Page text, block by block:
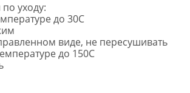
уходу:
до 30С
виде, не пересушивать
до 150С